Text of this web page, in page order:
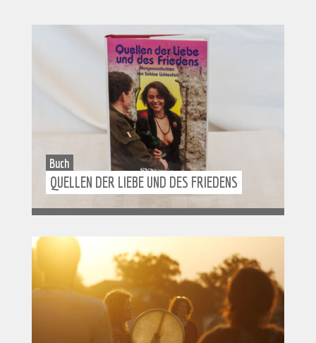
Buch
QUELLEN DER LIEBE UND DES FRIEDENS